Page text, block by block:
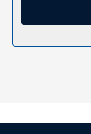
Algemene
De